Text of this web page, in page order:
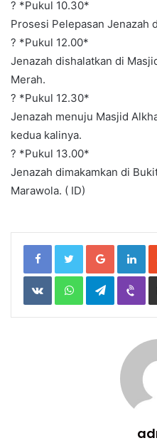
? *Pukul 10.30*
Prosesi Pelepasan Jenazah
? *Pukul 12.00*
Jenazah dishalatkan di
Merah.
? *Pukul 12.30*
Jenazah menuju Masjid
kedua kalinya.
? *Pukul 13.00*
Jenazah dimakamkan di
Marawola. ( ID)
Google+
VKontakteWhatsAppTelegram